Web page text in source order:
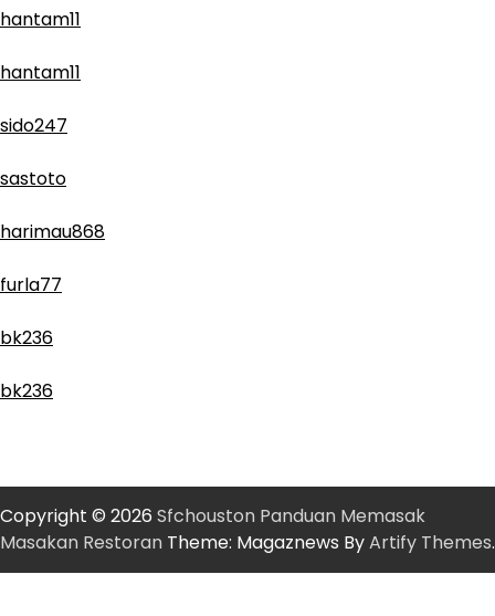
hantam11
hantam11
sido247
sastoto
harimau868
furla77
bk236
bk236
Copyright © 2026 Sfchouston Panduan Memasak
Masakan Restoran Theme: Magaznews ByArtify Themes.